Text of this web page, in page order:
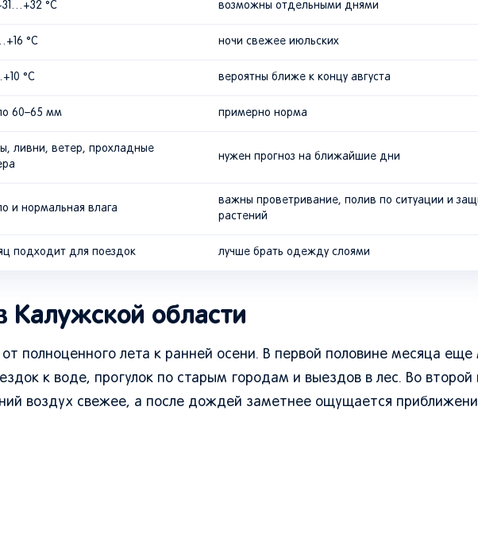
°C возможны отдельными днями
°C ночи свежее июльских
°C вероятны ближе к концу августа
60–65 мм примерно норма
ливни, ветер, прохладные
нужен прогноз на ближайшие дни
и нормальная влага
важны проветривание, полив по ситуации и
растений
подходит для поездок лучше брать одежду слоями
Калужской области
полноценного лета к ранней осени. В первой половине месяца еще
к воде, прогулок по старым городам и выездов в лес. Во второй
воздух свежее, а после дождей заметнее ощущается